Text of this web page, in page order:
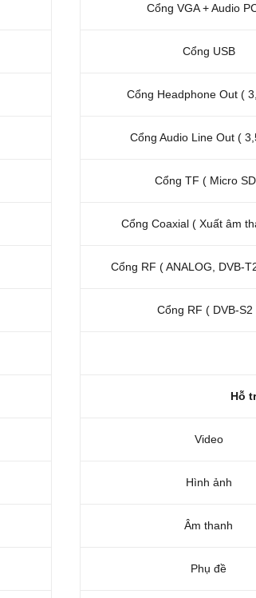
Cổng VGA + Audio
Cổng USB
Cổng Headphone Out (
Cổng Audio Line Out (
Cổng TF ( Micro
Cổng Coaxial ( Xuất âm
Cổng RF ( ANALOG, DVB-
Cổng RF ( DVB-S2
Hỗ
Video
Hình ảnh
Âm thanh
Phụ đề